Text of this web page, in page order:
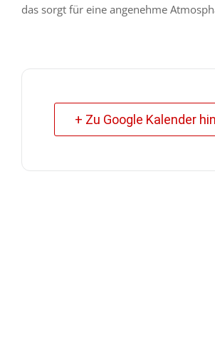
das sorgt für eine angenehme
+ Zu Google Kalender